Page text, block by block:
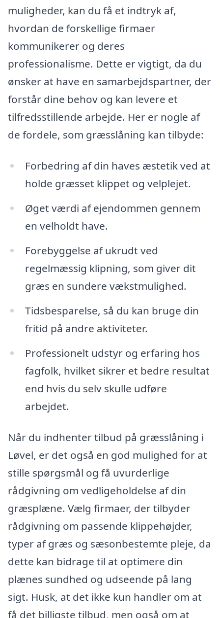
muligheder, kan du få et indtryk af,
hvordan de forskellige firmaer
kommunikerer og deres
professionalisme. Dette er vigtigt, da du
ønsker at have en samarbejdspartner, der
forstår dine behov og kan levere et
tilfredsstillende arbejde. Her er nogle af
de fordele, som græsslåning kan tilbyde:
Forbedring af din haves æstetik ved at
holde græsset klippet og velplejet.
Øget værdi af ejendommen gennem
en velholdt have.
Forebyggelse af ukrudt ved
regelmæssig klipning, som giver dit
græs en sundere vækstmulighed.
Tidsbesparelse, så du kan bruge din
fritid på andre aktiviteter.
Professionelt udstyr og erfaring hos
fagfolk, hvilket sikrer et bedre resultat
end hvis du selv skulle udføre
arbejdet.
Når du indhenter tilbud på græsslåning i
Løvel, er det også en god mulighed for at
stille spørgsmål og få uvurderlige
rådgivning om vedligeholdelse af din
græsplæne. Vælg firmaer, der tilbyder
rådgivning om passende klippehøjder,
typer af græs og sæsonbestemte pleje, da
dette kan bidrage til at optimere din
plænes sundhed og udseende på lang
sigt. Husk, at det ikke kun handler om at
få det billigste tilbud, men også om at